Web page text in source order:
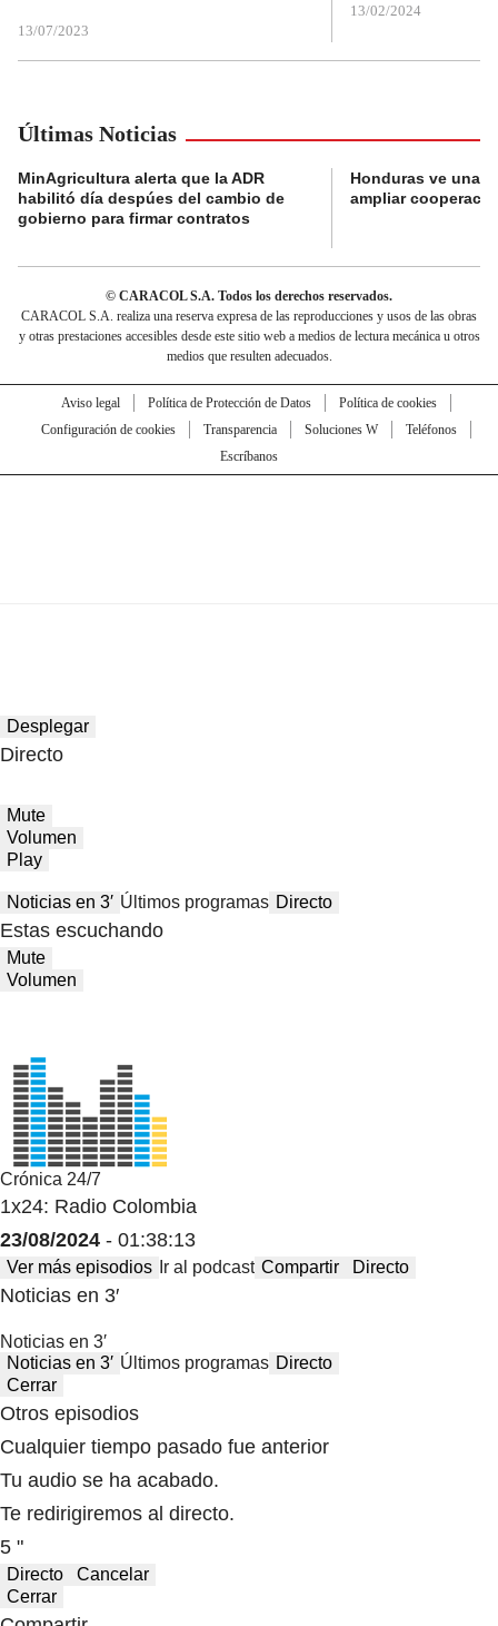
13/07/2023
13/02/2024
Últimas Noticias
MinAgricultura alerta que la ADR
habilitó día despúes del cambio de
gobierno para firmar contratos
Honduras ve una
ampliar
© CARACOL S.A. Todos los derechos reservados.
CARACOL S.A. realiza una reserva expresa de las reproducciones y usos de las obras
y otras prestaciones accesibles desde este sitio web a medios de lectura mecánica u otros
medios que resulten adecuados.
Aviso legal Política de Protección de Datos
Política de cookies
Configuración de cookies
Transparencia Soluciones W
Teléfonos
Escríbanos
Desplegar
Directo
Mute
Volumen
Play
Noticias en 3′ Últimos programas Directo
Estas escuchando
Mute
Volumen
Crónica 24/7
1x24: Radio Colombia
23/08/2024 - 01:38:13
Ver más episodios Ir al podcast Compartir Directo
Noticias en 3′
Noticias en 3′
Noticias en 3′ Últimos programas Directo
Cerrar
Otros episodios
Cualquier tiempo pasado fue anterior
Tu audio se ha acabado.
Te redirigiremos al directo.
5 "
Directo
Cancelar
Cerrar